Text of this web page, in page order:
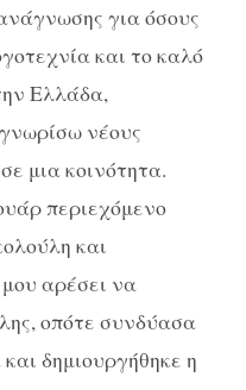
για όσους
και το καλό
Ελλάδα,
νέους
μια κοινότητα.
περιεχόμενο
και
αρέσει να
οπότε συνδύασα
δημιουργήθηκε η